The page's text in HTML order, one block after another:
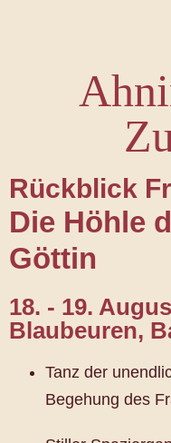
Rückblick
Die Höhle
Göttin
18. - 19.
Blaubeuren,
Tanz der
Begehung des